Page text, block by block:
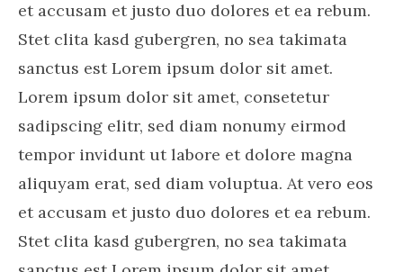
et accusam et justo duo dolores et ea rebum.
Stet clita kasd gubergren, no sea takimata
sanctus est Lorem ipsum dolor sit amet.
Lorem ipsum dolor sit amet, consetetur
sadipscing elitr, sed diam nonumy eirmod
tempor invidunt ut labore et dolore magna
aliquyam erat, sed diam voluptua. At vero eos
et accusam et justo duo dolores et ea rebum.
Stet clita kasd gubergren, no sea takimata